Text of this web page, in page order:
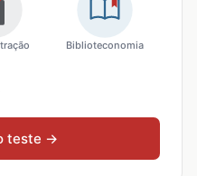
Biblioteconomia
teste →